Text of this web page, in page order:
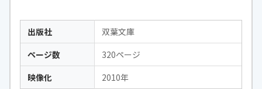
出版社
双葉文庫
ページ数
320ページ
映像化
2010年